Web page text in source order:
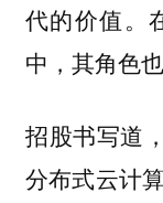
代的价值。
中，其角色
招股书写道
分布式云计